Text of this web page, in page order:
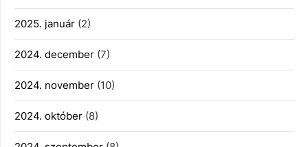
2025. január (2)
2024. december (7)
2024. november (10)
2024. október (8)